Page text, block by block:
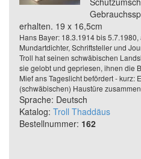
erhalten. 19 x 16,5cm
Hans Bayer: 18.3.1914 bis 5.7.1980,
Mundartdichter, Schriftsteller und
Troll hat seinen schwäbischen
sie gelobt und gepriesen, ihnen die
Mief ans Tageslicht befördert - kurz:
(schwäbischen) Haustüre
Sprache: Deutsch
Katalog: Troll Thaddäus
Bestellnummer: 162